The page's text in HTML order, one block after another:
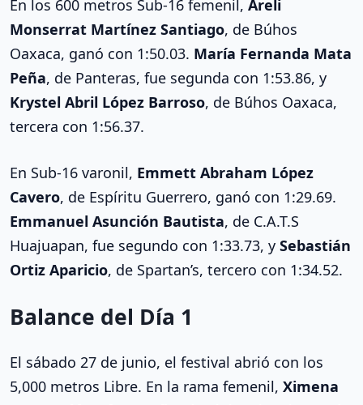
En los 600 metros Sub-16 femenil, Areli
Monserrat Martínez Santiago, de Búhos
Oaxaca, ganó con 1:50.03. María Fernanda Mata
Peña, de Panteras, fue segunda con 1:53.86, y
Krystel Abril López Barroso, de Búhos Oaxaca,
tercera con 1:56.37.
En Sub-16 varonil, Emmett Abraham López
Cavero, de Espíritu Guerrero, ganó con 1:29.69.
Emmanuel Asunción Bautista, de C.A.T.S
Huajuapan, fue segundo con 1:33.73, y Sebastián
Ortiz Aparicio, de Spartan’s, tercero con 1:34.52.
Balance del Día 1
El sábado 27 de junio, el festival abrió con los
5,000 metros Libre. En la rama femenil, Ximena